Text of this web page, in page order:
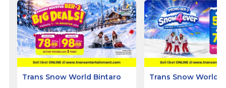
Trans Snow World Bintaro Trans Snow World